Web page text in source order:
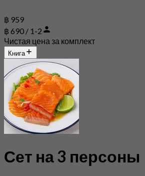
฿ 959
฿ 690 / 1-2
Чистая цена за комплект
Книга
Сет на 3 персоны